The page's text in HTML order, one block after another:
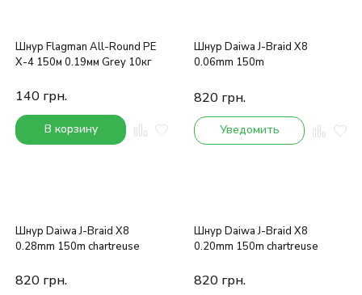
Шнур Flagman All-Round PE
X-4 150м 0.19мм Grey 10кг
140 грн.
В корзину
Шнур Daiwa J-Braid X8
0.06mm 150m
820 грн.
Уведомить
Шнур Daiwa J-Braid X8
0.28mm 150m chartreuse
820 грн.
Шнур Daiwa J-Braid X8
0.20mm 150m chartreuse
820 грн.